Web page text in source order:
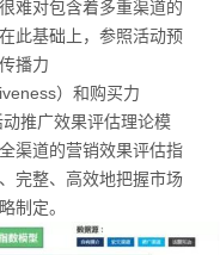
难对包含着多重渠道的
此基础上，参照活动预
播力
）和购买力
推广效果评估理论模
渠道的营销效果评估指
完整、高效地把握市场
制定。